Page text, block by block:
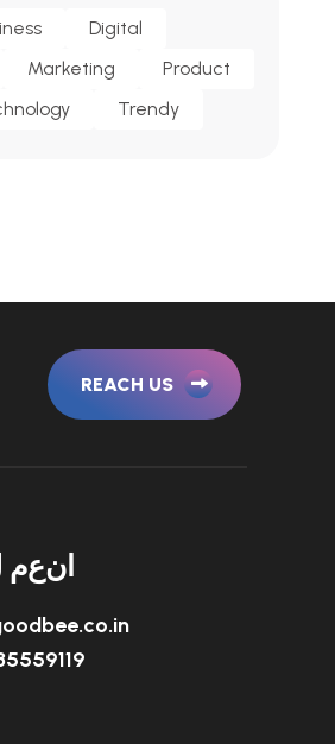
Digital
Marketing
Product
Trendy
REACH US
معنا